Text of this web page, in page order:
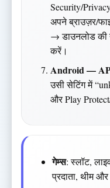
Security/
अपने ब्राउज़र/
→ डाउनलोड की
करें।
Android —
उसी सेटिंग में
और Play
गेम्स: स्लॉट,
प्रदाता, थीम